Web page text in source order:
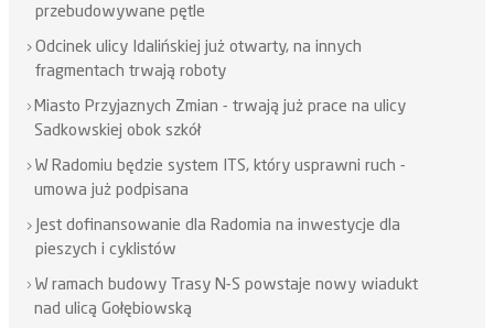
przebudowywane pętle
Odcinek ulicy Idalińskiej już otwarty, na innych
fragmentach trwają roboty
Miasto Przyjaznych Zmian - trwają już prace na ulicy
Sadkowskiej obok szkół
W Radomiu będzie system ITS, który usprawni ruch -
umowa już podpisana
Jest dofinansowanie dla Radomia na inwestycje dla
pieszych i cyklistów
W ramach budowy Trasy N-S powstaje nowy wiadukt
nad ulicą Gołębiowską